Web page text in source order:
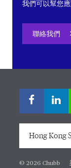
我們可以幫您
聯絡我們
Hong Kong
© 2026 Chubb